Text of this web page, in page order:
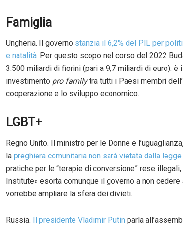
Famiglia
Ungheria. Il governo stanzia il 6,2% del PIL per
e natalità. Per questo scopo nel corso del 2022
3.500 miliardi di fiorini (pari a 9,7 miliardi di euro): è
investimento pro familytra tutti i Paesi membri
cooperazione e lo sviluppo economico.
LGBT+
Regno Unito. Il ministro per le Donne e
la preghiera comunitaria non sarà vietata dalla legge
pratiche per le “terapie di conversione” rese
Institute» esorta comunque il governo a non
vorrebbe ampliare la sfera dei divieti.
Russia. Il presidente Vladimir Putin parla